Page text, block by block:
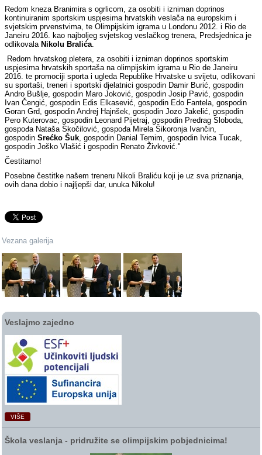
Redom kneza Branimira s ogrlicom, za osobiti i izniman doprinos
kontinuiranim sportskim uspjesima hrvatskih veslača na europskim i
svjetskim prvenstvima, te Olimpijskim igrama u Londonu 2012. i Rio de
Janeiru 2016. kao najboljeg svjetskog veslačkog trenera, Predsjednica je
odlikovala Nikolu Bralića.
Redom hrvatskog pletera, za osobiti i izniman doprinos sportskim
uspjesima hrvatskih sportaša na olimpijskim igrama u Rio de Janeiru
2016. te promociji sporta i ugleda Republike Hrvatske u svijetu, odlikovani
su sportaši, treneri i sportski djelatnici gospodin Damir Burić, gospodin
Andro Bušlje, gospodin Maro Joković, gospodin Josip Pavić, gospodin
Ivan Čengić, gospodin Edis Elkasević, gospodin Edo Fantela, gospodin
Goran Grd, gospodin Andrej Hajnšek, gospodin Jozo Jakelić, gospodin
Pero Kuterovac, gospodin Leonard Pijetraj, gospodin Predrag Sloboda,
gospođa Nataša Skočilović, gospođa Mirela Šikoronja Ivančin,
gospodinSrećko Šuk, gospodin Danial Temim, gospodin Ivica Tucak,
gospodin Joško Vlašić i gospodin Renato Živković."
Čestitamo!
Posebne čestitke našem treneru Nikoli Braliću koji je uz sva priznanja,
ovih dana dobio i najljepši dar, unuka Nikolu!
Vezana galerija
Veslajmo zajedno
VIŠE
Škola veslanja ‑ pridružite se olimpijskim pobjednicima!